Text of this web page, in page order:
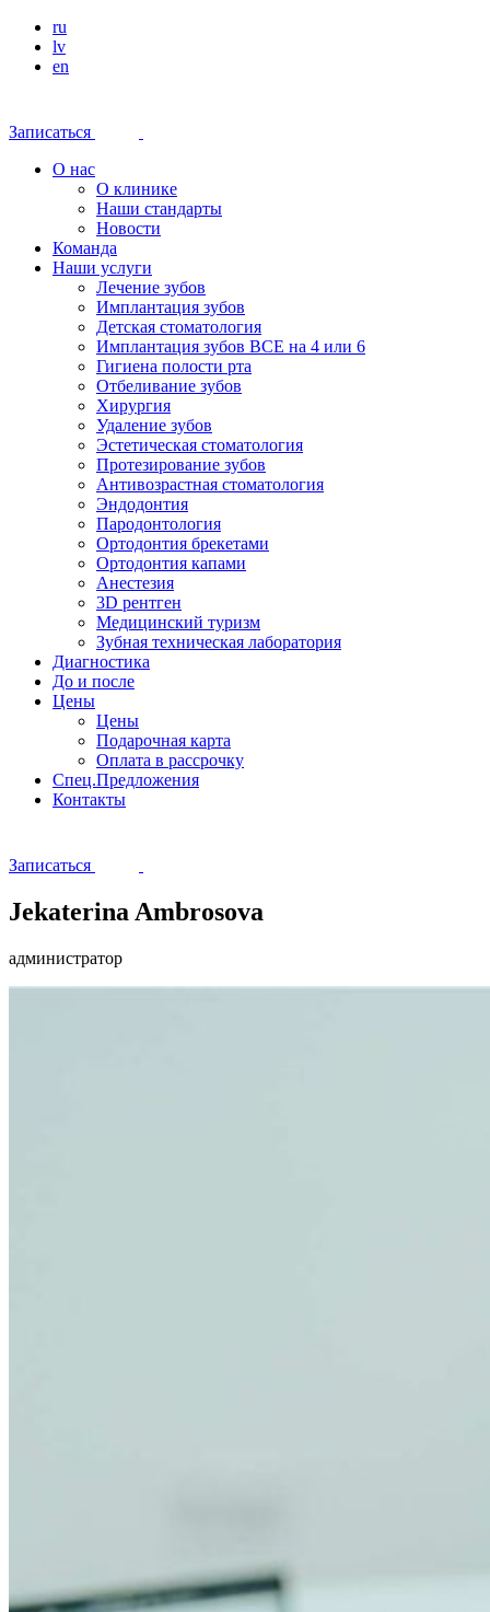
ru
lv
en
Записаться
О нас
О клинике
Наши стандарты
Новости
Команда
Наши услуги
Лечение зубов
Имплантация зубов
Детская стоматология
Имплантация зубов ВСЕ на 4 или 6
Гигиена полости рта
Отбеливание зубов
Хирургия
Удаление зубов
Эстетическая стоматология
Протезирование зубов
Антивозрастная стоматология
Эндодонтия
Пародонтология
Ортодонтия брекетами
Ортодонтия капами
Анестезия
3D рентген
Медицинский туризм
Зубная техническая лаборатория
Диагностика
До и после
Цены
Цены
Подарочная карта
Оплата в рассрочку
Спец.Предложения
Контакты
Записаться
Jekaterina Ambrosova
администратор